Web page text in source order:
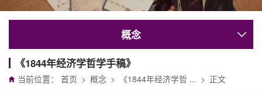
概念
《1844年经济学哲学手稿》
当前位置： 首页 > 概念 > 《1844年经济学哲 ... > 正文